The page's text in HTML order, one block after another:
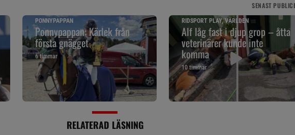
SENAST
PONNYPAPPAN
Ponnypappan: Kärlek från
första gnägget
6 timmar
RIDSPORT PLAY, VÄRLDEN
Alf låg fast i djup grop – åtta
veterinärer kunde inte
komma
10 timmar
RELATERAD LÄSNING